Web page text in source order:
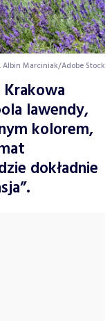
Albin Marciniak/Adobe Stock
lawendy,
kolorem,
dokładnie